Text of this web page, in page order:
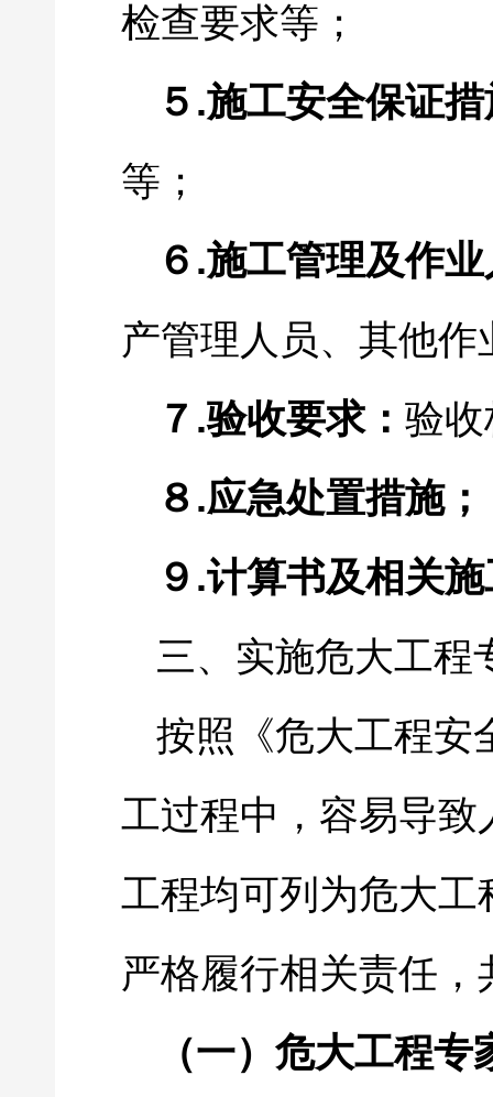
检查要求等；
５ .施工安全保证
等；
６ .施工管理及作
产管理人员、其他作
７ .验收要求：验
８ .应急处置措施；
９ .计算书及相关
三、实施危大工程
按照《危大工程安
工过程中，容易导
工程均可列为危大
严格履行相关责任
（一）危大工程